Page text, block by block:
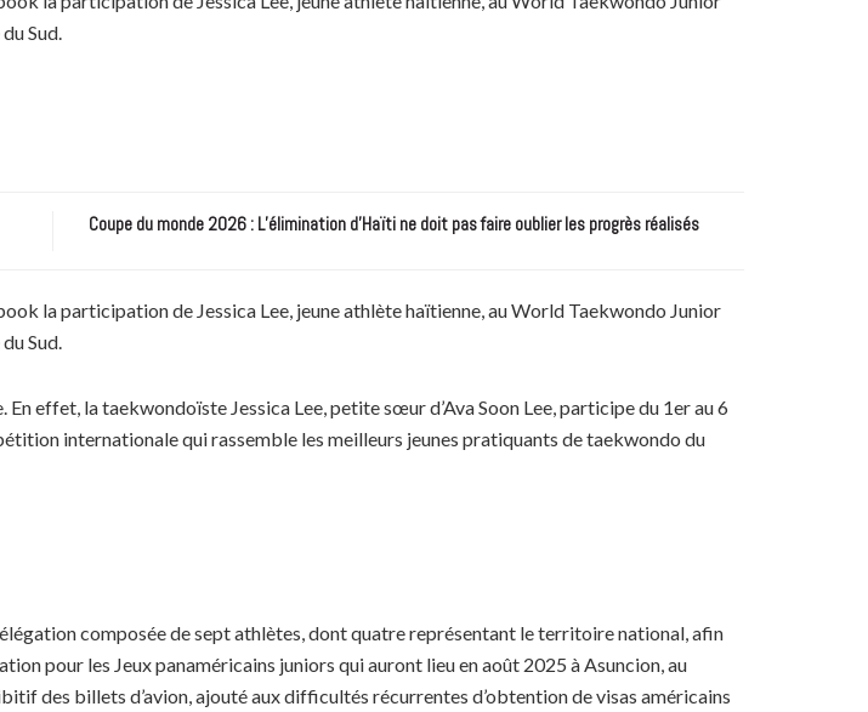
Sud.
Coupe du monde 2026 : L’élimination d’Haïti ne doit pas faire oublier les progrès réalisés
la participation de Jessica Lee, jeune athlète haïtienne, au World Taekwondo Junior
Sud.
effet, la taekwondoïste Jessica Lee, petite sœur d’Ava Soon Lee, participe du 1er au 6
internationale qui rassemble les meilleurs jeunes pratiquants de taekwondo du
composée de sept athlètes, dont quatre représentant le territoire national, afin
pour les Jeux panaméricains juniors qui auront lieu en août 2025 à Asuncion, au
des billets d’avion, ajouté aux difficultés récurrentes d’obtention de visas américains